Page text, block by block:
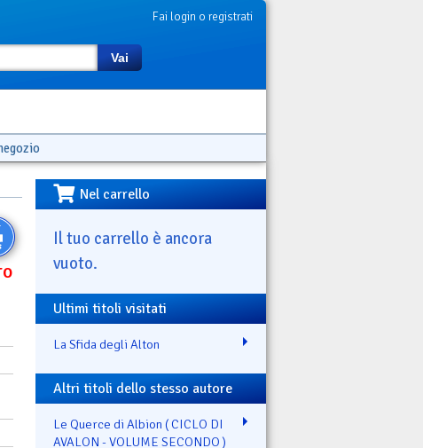
Fai login o registrati
Vai
Nel carrello
Il tuo carrello è ancora
vuoto.
Ultimi titoli visitati
La Sfida degli Alton
Altri titoli dello stesso autore
Le Querce di Albion ( CICLO DI
AVALON - VOLUME SECONDO )